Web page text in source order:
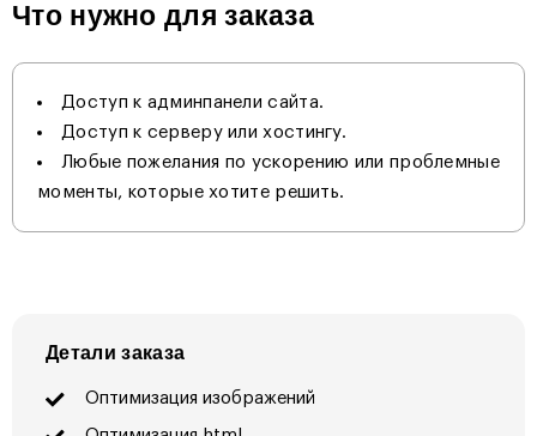
Что нужно для заказа
Доступ к админпанели сайта.
Доступ к серверу или хостингу.
Любые пожелания по ускорению или проблемные
моменты, которые хотите решить.
Детали заказа
Оптимизация изображений